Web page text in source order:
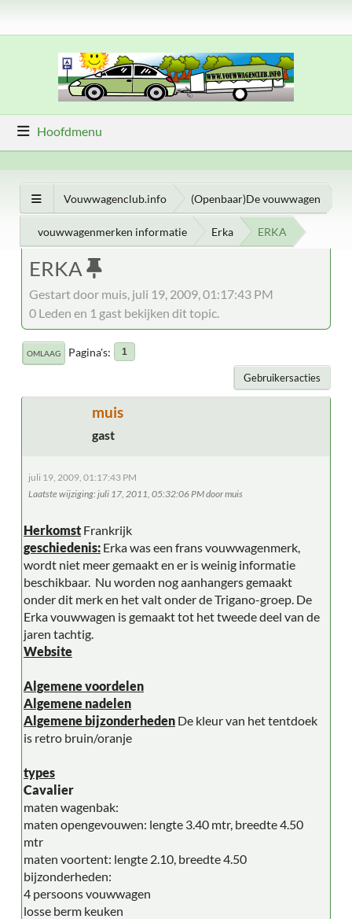
Hoofdmenu
Vouwwagenclub.info (Openbaar)De vouwwagen
vouwwagenmerken informatie Erka ERKA
ERKA
Gestart door muis, juli 19, 2009, 01:17:43 PM
0 Leden en 1 gast bekijken dit topic.
OMLAAG Pagina's 1
Gebruikersacties
muis
gast
juli 19, 2009, 01:17:43 PM
Laatste wijziging: juli 17, 2011, 05:32:06 PM door muis
Herkomst Frankrijk
geschiedenis: Erka was een frans vouwwagenmerk,
wordt niet meer gemaakt en er is weinig informatie
beschikbaar. Nu worden nog aanhangers gemaakt
onder dit merk en het valt onder de Trigano-groep. De
Erka vouwwagen is gemaakt tot het tweede deel van de
jaren tachtig.
Website
Algemene voordelen
Algemene nadelen
Algemene bijzonderheden De kleur van het tentdoek
is retro bruin/oranje
types
Cavalier
maten wagenbak:
maten opengevouwen: lengte 3.40 mtr, breedte 4.50
mtr
maten voortent: lengte 2.10, breedte 4.50
bijzonderheden:
4 persoons vouwwagen
losse berm keuken